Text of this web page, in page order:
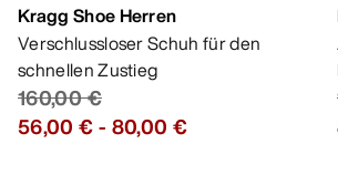
Kragg Shoe Herren
Verschlussloser Schuh für den
schnellen Zustieg
160,00 €
56,00 €- 80,00 €